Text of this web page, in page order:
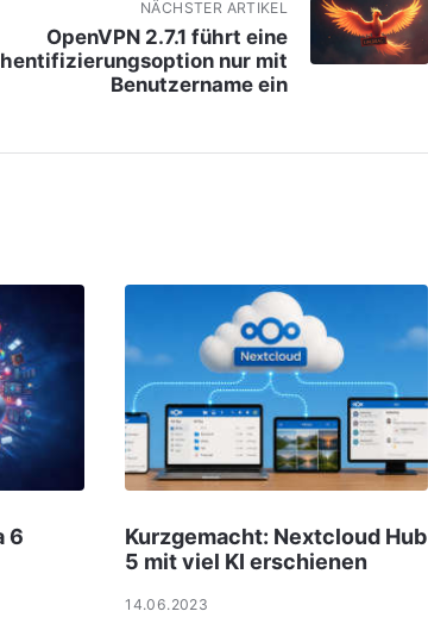
NÄCHSTER ARTIKEL
OpenVPN 2.7.1 führt eine
nur mit
Benutzername ein
6
Kurzgemacht: Nextcloud Hub
5 mit viel KI erschienen
14.06.2023